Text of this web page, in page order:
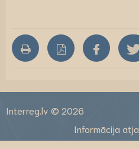
Interreg.lv © 2026
Informācija